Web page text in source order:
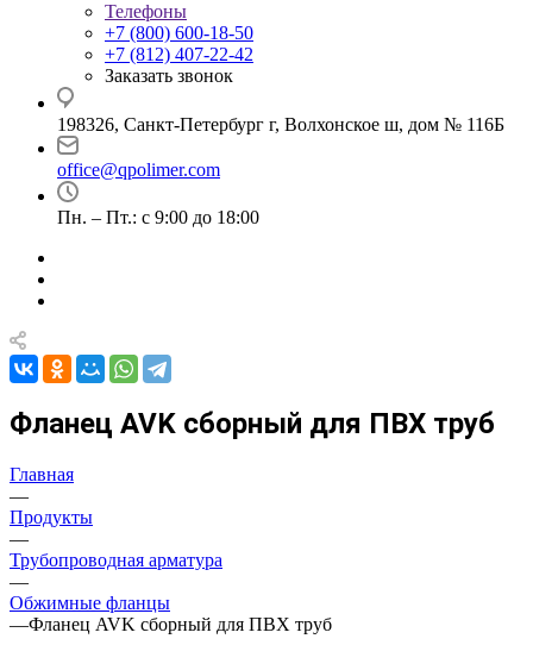
Телефоны
+7 (800) 600-18-50
+7 (812) 407-22-42
Заказать звонок
198326, Санкт-Петербург г, Волхонское ш, дом № 116Б
office@qpolimer.com
Пн. – Пт.: с 9:00 до 18:00
Фланец AVK сборный для ПВХ труб
Главная
—
Продукты
—
Трубопроводная арматура
—
Обжимные фланцы
—Фланец AVK сборный для ПВХ труб